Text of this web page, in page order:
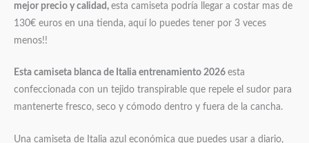
mejor precio y calidad, esta camiseta podría llegar a costar mas de
130€ euros en una tienda, aquí lo puedes tener por 3 veces
menos!!
Esta camiseta blanca de Italia entrenamiento 2026 esta
confeccionada con un tejido transpirable que repele el sudor para
mantenerte fresco, seco y cómodo dentro y fuera de la cancha.
Una camiseta de Italia azul económica que puedes usar a diario,